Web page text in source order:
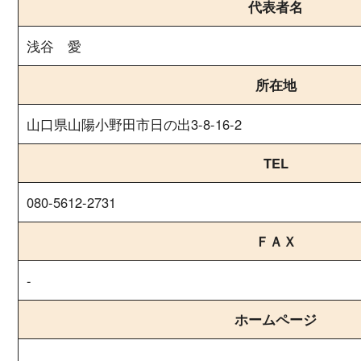
代表者名
浅谷 愛
所在地
山口県山陽小野田市日の出3-8-16-2
TEL
080-5612-2731
ＦＡＸ
-
ホームページ